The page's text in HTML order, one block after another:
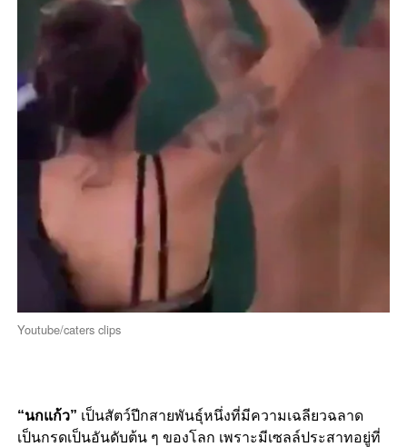
Youtube/caters clips
“นกแก้ว” เป็นสัตว์ปีกสายพันธุ์หนึ่งที่มีความเฉลียวฉลาด
เป็นกรดเป็นอันดับต้น ๆ ของโลก เพราะมีเซลล์ประสาทอยู่ที่